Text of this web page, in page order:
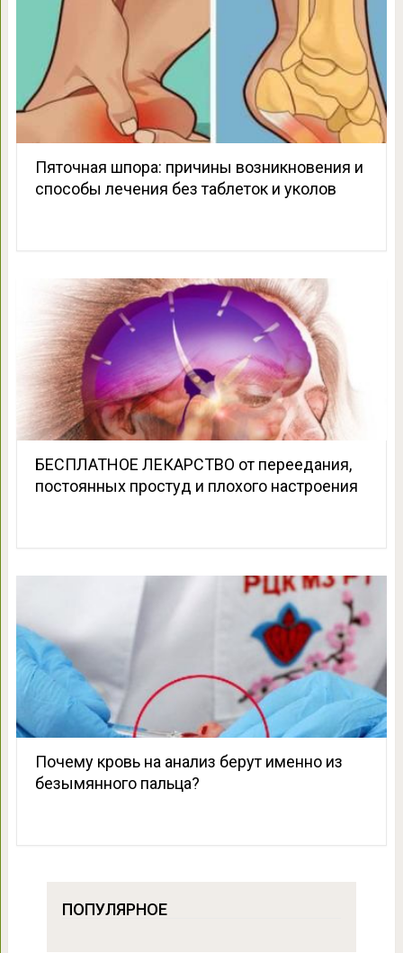
Пяточная шпора: причины возникновения и
способы лечения без таблеток и уколов
БЕСПЛАТНОЕ ЛЕКАРСТВО от переедания,
постоянных простуд и плохого настроения
Почему кровь на анализ берут именно из
безымянного пальца?
ПОПУЛЯРНОЕ